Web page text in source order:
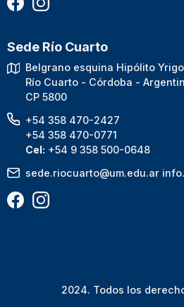
Sede Río Cuarto
Belgrano esquina Hipólito
Río Cuarto - Córdoba -
CP 5800
+54 358 470-2427
+54 358 470-0771
Cel: +54 9 358 500-0648
sede.riocuarto@um.edu.ar
2024. Todos los